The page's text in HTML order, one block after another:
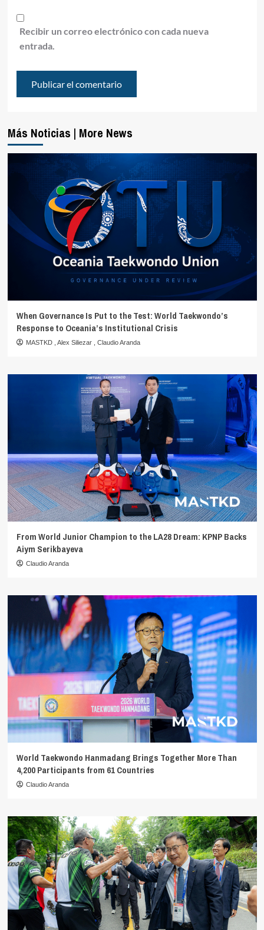
Recibir un correo electrónico con cada nueva
entrada.
Más Noticias | More News
When Governance Is Put to the Test: World Taekwondo’s
Response to Oceania’s Institutional Crisis
MASTKD Alex Siliezar Claudio Aranda
From World Junior Champion to the LA28 Dream: KPNP Backs
Aiym Serikbayeva
Claudio Aranda
World Taekwondo Hanmadang Brings Together More Than
4,200 Participants from 61 Countries
Claudio Aranda